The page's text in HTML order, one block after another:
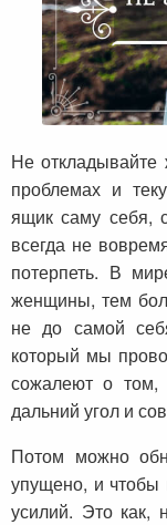
Не
проблемах и
ящик саму себя,
всегда не
потерпеть. В
женщины, тем
не до самой
который мы
сожалеют о том,
дальний угол и
Потом можно
упущено, и чтобы
усилий. Это как,